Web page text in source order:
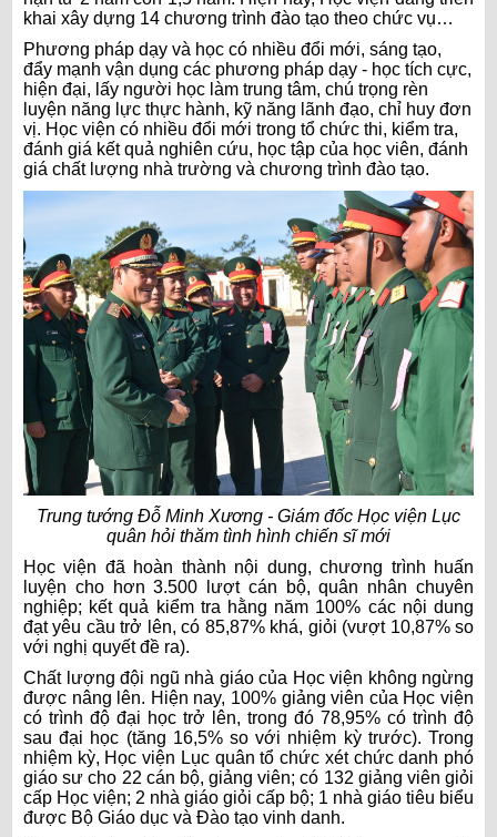
khai xây dựng 14 chương trình đào tạo theo chức vụ…
Phương pháp dạy và học có nhiều đổi mới, sáng tạo,
đẩy mạnh vận dụng các phương pháp dạy - học tích cực,
hiện đại, lấy người học làm trung tâm, chú trọng rèn
luyện năng lực thực hành, kỹ năng lãnh đạo, chỉ huy đơn
vị. Học viện có nhiều đổi mới trong tổ chức thi, kiểm tra,
đánh giá kết quả nghiên cứu, học tập của học viên, đánh
giá chất lượng nhà trường và chương trình đào tạo.
Trung tướng Đỗ Minh Xương - Giám đốc Học viện Lục
quân hỏi thăm tình hình chiến sĩ mới
Học viện đã hoàn thành nội dung, chương trình huấn
luyện cho hơn 3.500 lượt cán bộ, quân nhân chuyên
nghiệp; kết quả kiểm tra hằng năm 100% các nội dung
đạt yêu cầu trở lên, có 85,87% khá, giỏi (vượt 10,87% so
với nghị quyết đề ra).
Chất lượng đội ngũ nhà giáo của Học viện không ngừng
được nâng lên. Hiện nay, 100% giảng viên của Học viện
có trình độ đại học trở lên, trong đó 78,95% có trình độ
sau đại học (tăng 16,5% so với nhiệm kỳ trước). Trong
nhiệm kỳ, Học viện Lục quân tổ chức xét chức danh phó
giáo sư cho 22 cán bộ, giảng viên; có 132 giảng viên giỏi
cấp Học viện; 2 nhà giáo giỏi cấp bộ; 1 nhà giáo tiêu biểu
được Bộ Giáo dục và Đào tạo vinh danh.